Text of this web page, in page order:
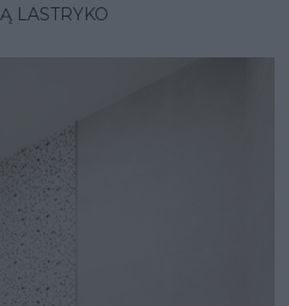
LASTRYKO